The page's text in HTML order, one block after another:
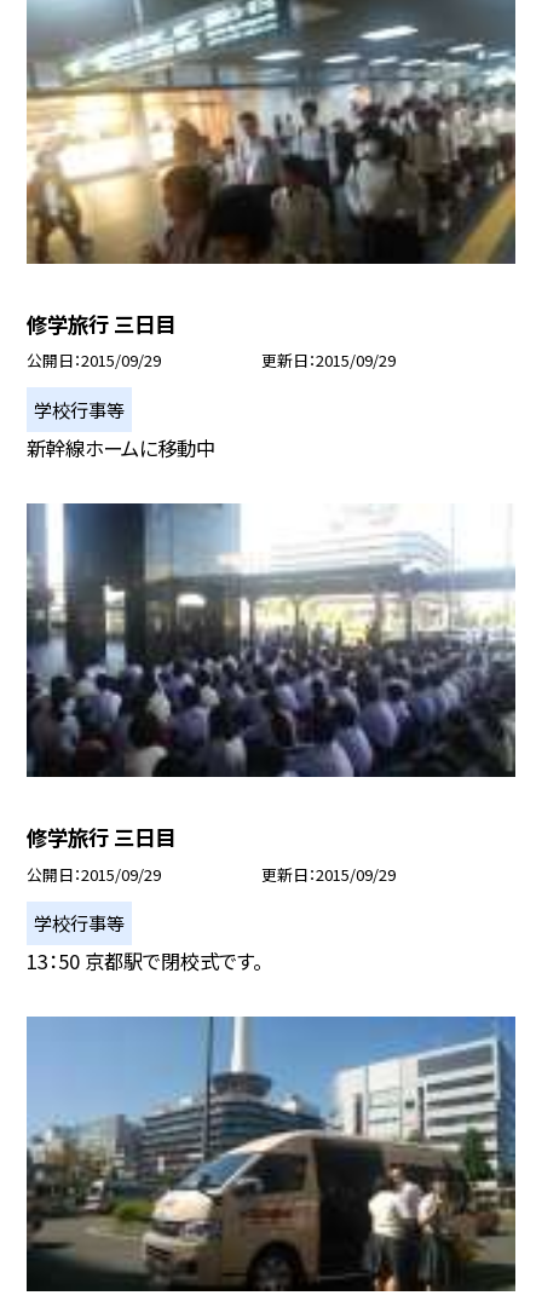
修学旅行 三日目
公開日 2015/09/29 更新日 2015/09/29
学校行事等
新幹線ホームに移動中
修学旅行 三日目
公開日 2015/09/29 更新日 2015/09/29
学校行事等
13：50 京都駅で閉校式です。